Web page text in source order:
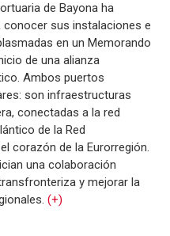
de Bayona ha
conocer sus instalaciones e
en un Memorando
de una alianza
Ambos puertos
son infraestructuras
conectadas a la red
de la Red
corazón de la Eurorregión.
una colaboración
y mejorar la
(+)